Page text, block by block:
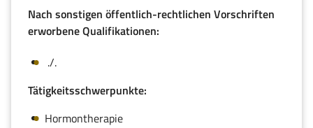
Nach sonstigen öffentlich-rechtlichen Vorschriften
erworbene Qualifikationen:
./.
Tätigkeitsschwerpunkte:
Hormontherapie